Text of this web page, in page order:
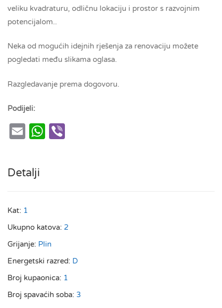
veliku kvadraturu, odličnu lokaciju i prostor s razvojnim
potencijalom..
Neka od mogućih idejnih rješenja za renovaciju možete
pogledati među slikama oglasa.
Razgledavanje prema dogovoru.
Podijeli:
EmailWhatsApp
Detalji
Kat: 1
Ukupno katova: 2
Grijanje: Plin
Energetski razred: D
Broj kupaonica: 1
Broj spavaćih soba: 3